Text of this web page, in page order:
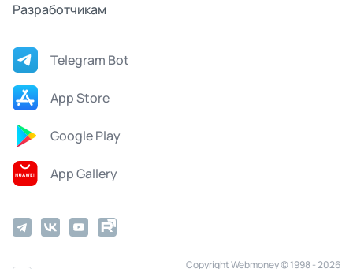
Разработчикам
Telegram Bot
App Store
Google Play
App Gallery
Copyright Webmoney © 1998 - 2026